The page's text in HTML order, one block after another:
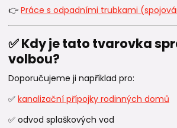
👉 Práce s odpadními trubkami
✅ Kdy je tato tvarovka
volbou?
Doporučujeme ji například pro:
✅ kanalizační přípojky rodinných domů
✅ odvod splaškových vod